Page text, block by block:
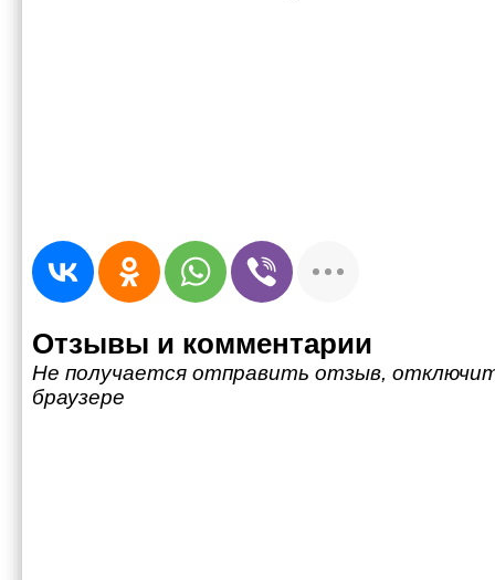
Отзывы и комментарии
Не получается отправить отзыв,
браузере